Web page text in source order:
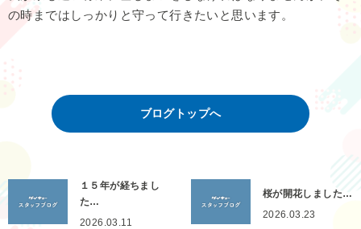
の時まではしっかりと守って行きたいと思います。
ブログトップへ
１５年が経ちまし
た…
2026.03.11
桜が開花しました…
2026.03.23